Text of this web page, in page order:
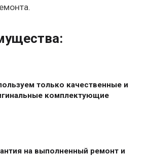
только качественные и
комплектующие
на выполненный ремонт и